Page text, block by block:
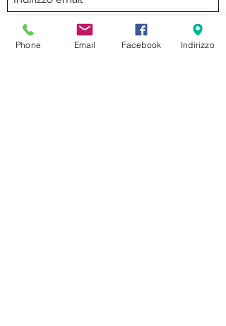
Phone Email Facebook Indirizzo